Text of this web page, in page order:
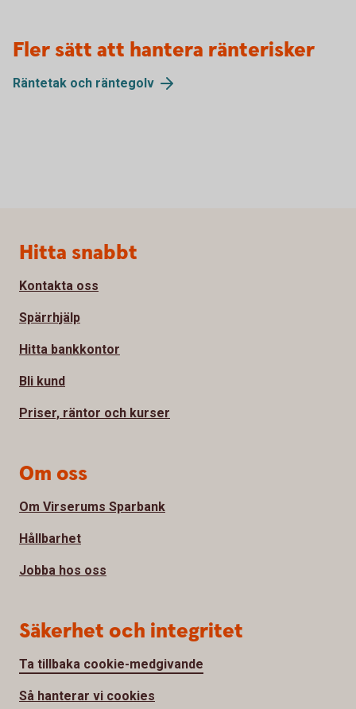
Fler sätt att hantera ränterisker
Räntetak och räntegolv
Sidfot
Hitta snabbt
Kontakta oss
Spärrhjälp
Hitta bankkontor
Bli kund
Priser, räntor och kurser
Om oss
Om Virserums Sparbank
Hållbarhet
Jobba hos oss
Säkerhet och integritet
Ta tillbaka cookie-medgivande
Så hanterar vi cookies